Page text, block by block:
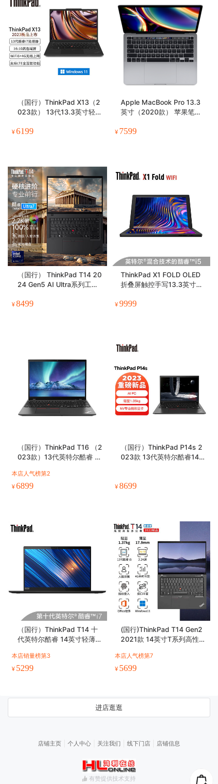
（国行）ThinkPad X13（2
023款） 13代13.3英寸轻薄
¥6199
Apple MacBook Pro 13.3
英寸（2020款） 苹果笔记
支持Mac系统 深空灰 【202
¥ 7599
（国行） ThinkPad T14 20
24 Gen5 AI Ultra系列工程
笔记本
¥8499
ThinkPad X1 FOLD OLED
折叠屏触控手写13.3英寸轻
¥9999
（国行）ThinkPad T16 （2
023款）13代英特尔酷睿 16
本店人气榜第2
¥6899
（国行）ThinkPad P14s 2
023款 13代英特尔酷睿14英
¥8699
（国行）ThinkPad T14 十
代英特尔酷睿 14英寸轻薄笔
本店销量榜第3
¥ 5299
(国行)ThinkPad T14 Gen2
2021款 14英寸T系列高性能
本店人气榜第7
¥ 5699
进店逛逛
店铺主页 个人中心 关注我们 线下门店 店铺信息
有赞提供技术支持